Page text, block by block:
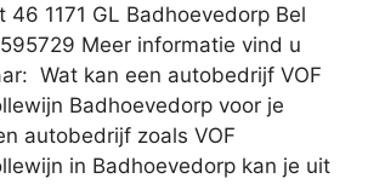
46 1171 GL Badhoevedorp Bel
Meer informatie vind u
Wat kan een autobedrijf VOF
Badhoevedorp voor je
autobedrijf zoals VOF
in Badhoevedorp kan je uit